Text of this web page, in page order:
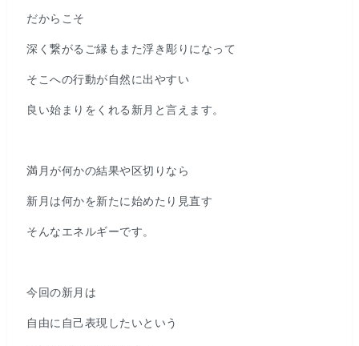
だからこそ
深く繋がるご縁もまた浮き彫りになって
そこへの行動が自然に出やすい
良い始まりをくれる新月と言えます。
満月が何かの結果や区切りなら
新月は何かを新たに始めたり見直す
そんなエネルギーです。
今回の新月は
自由に自己表現したいという